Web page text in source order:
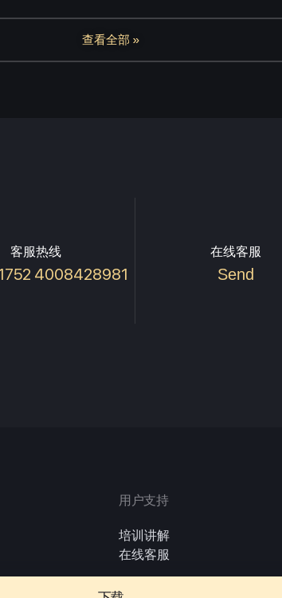
查看全部 »
客服热线
4008428981
在线客服
Send
用户支持
培训讲解
在线客服